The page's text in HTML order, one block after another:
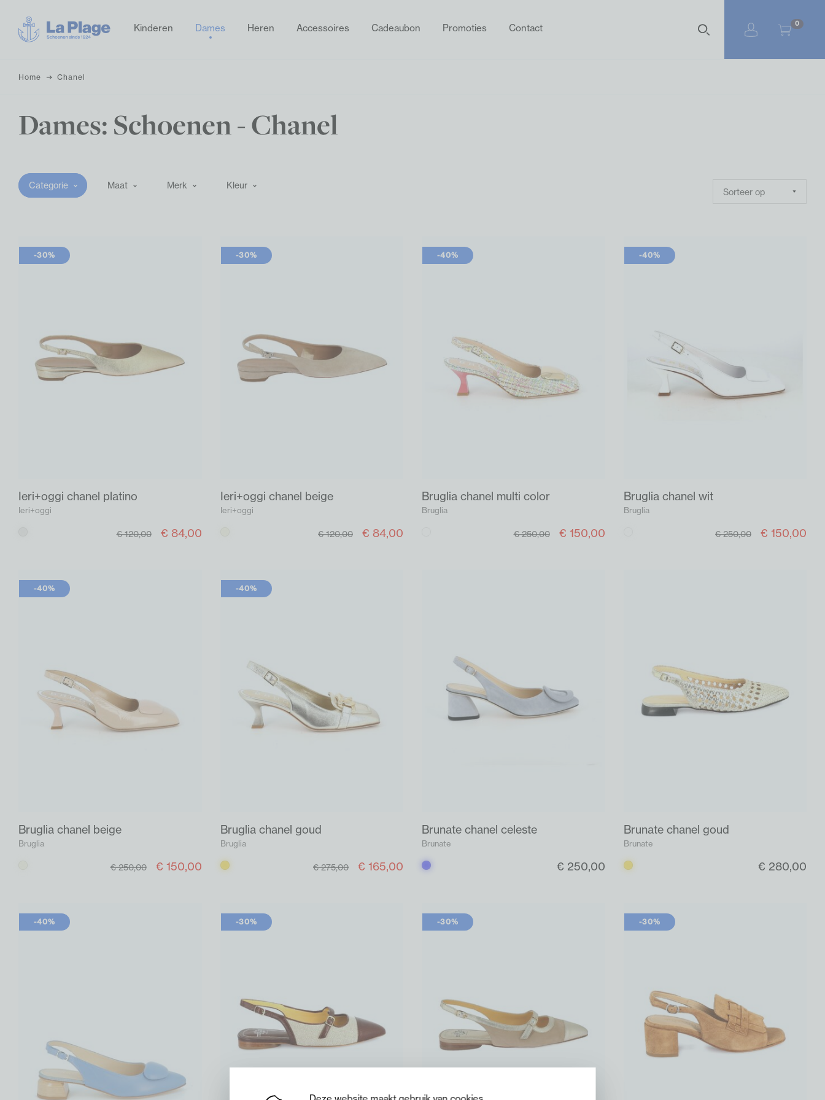
Kinderen Dames Heren Accessoires Cadeaubon Promoties Contact
Zoekterm
ZOEKEN
0
Home Chanel
Dames: Schoenen - Chanel
Categorie Maat Merk Kleur
-30%
Ieri+oggi chanel platino
Ieri+oggi
€ 120,00 € 84,00
-30%
Ieri+oggi chanel beige
Ieri+oggi
€ 120,00 € 84,00
-40%
Bruglia chanel multi color
Bruglia
€ 250,00 € 150,00
-40%
Bruglia chanel wit
Bruglia
€ 250,00 € 150,00
-40%
Bruglia chanel beige
Bruglia
€ 250,00 € 150,00
-40%
Bruglia chanel goud
Bruglia
Goud € 275,00 € 165,00
Brunate chanel celeste
Brunate
Blauw € 250,00
Brunate chanel goud
Brunate
Goud € 280,00
-40% -30% -30% -30%